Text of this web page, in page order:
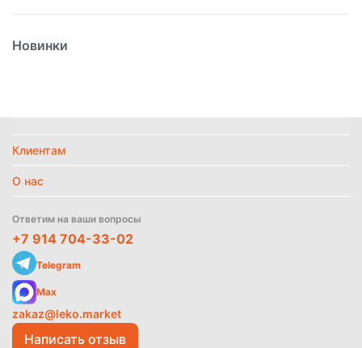
Вид
Температурный режим Без режима
Найти похожие
Новинки
Клиентам
О нас
Ответим на ваши вопросы
+7 914 704-33-02
Telegram
Max
zakaz@leko.market
Написать отзыв
данных